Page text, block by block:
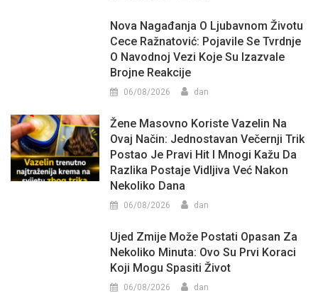
Nova Nagađanja O Ljubavnom Životu
Cece Ražnatović: Pojavile Se Tvrdnje
O Navodnoj Vezi Koje Su Izazvale
Brojne Reakcije
06/08/2026 dan
Žene Masovno Koriste Vazelin Na
Ovaj Način: Jednostavan Večernji Trik
Postao Je Pravi Hit I Mnogi Kažu Da
Razlika Postaje Vidljiva Već Nakon
Nekoliko Dana
06/08/2026 dan
Ujed Zmije Može Postati Opasan Za
Nekoliko Minuta: Ovo Su Prvi Koraci
Koji Mogu Spasiti Život
06/08/2026 dan